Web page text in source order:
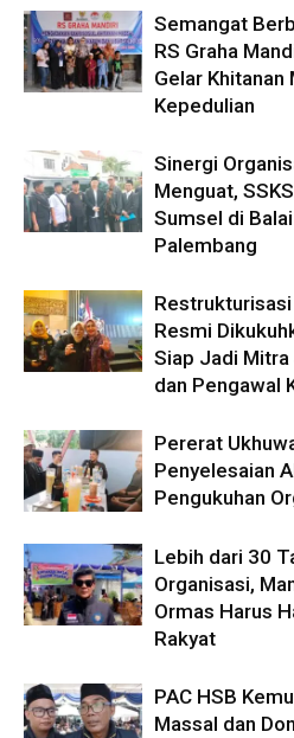
Semangat
RS Graha
Gelar Khitanan
Kepedulian
Sinergi
Menguat,
Sumsel di
Palembang
Resmi
Siap Jadi
dan Pengawal
Pererat
Penyelesaian
Pengukuhan
Lebih dari 30
Organisasi,
Ormas Harus
Rakyat
PAC HSB
Massal dan